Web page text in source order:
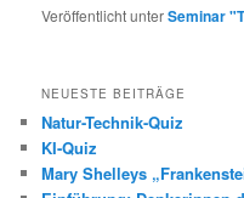
Veröffentlicht unterSeminar
NEUESTE BEITRÄGE
Natur-Technik-Quiz
KI-Quiz
Mary Shelleys